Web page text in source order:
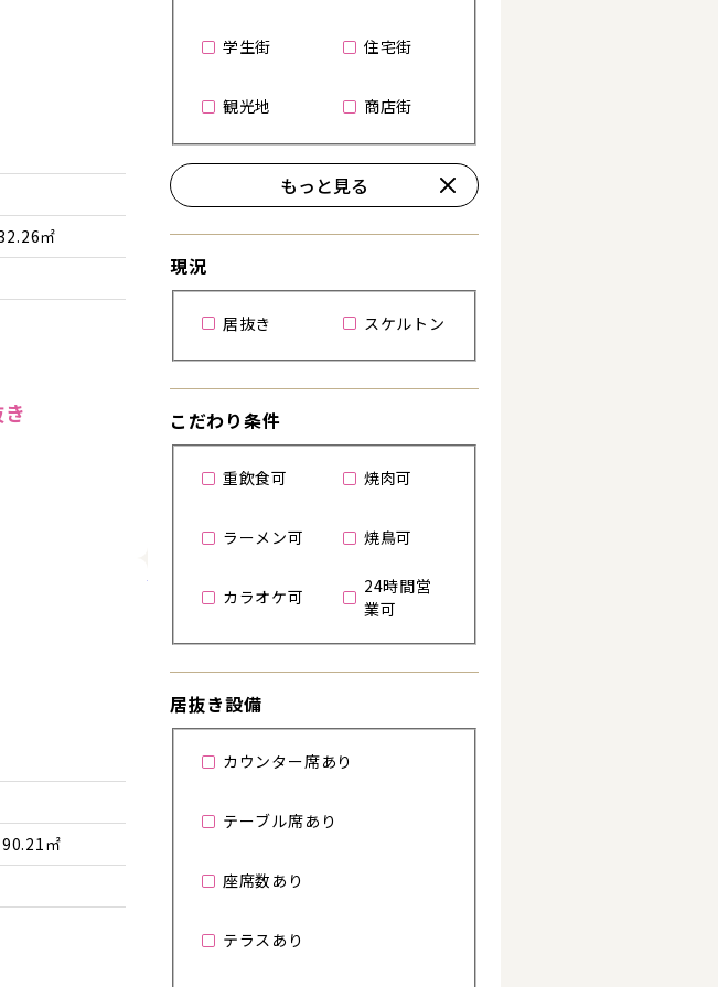
㎡
詳細を見る
㎡
学生街 住宅街
観光地 商店街
もっと見る
現況
居抜き スケルトン
こだわり条件
重飲食可 焼肉可
ラーメン可 焼鳥可
カラオケ可
24時間営
業可
居抜き設備
カウンター席あり
テーブル席あり
座席数あり
テラスあり